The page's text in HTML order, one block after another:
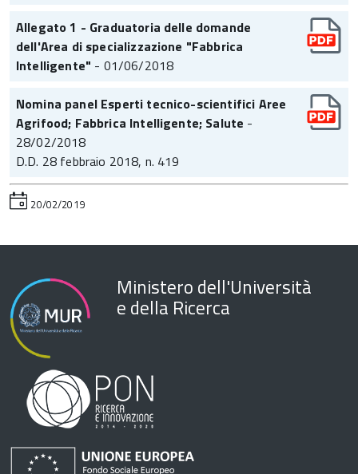
Allegato 1 - Graduatoria delle domande
dell'Area di specializzazione "Fabbrica
Intelligente" - 01/06/2018
Nomina panel Esperti tecnico-scientifici Aree
Agrifood; Fabbrica Intelligente; Salute -
28/02/2018
D.D. 28 febbraio 2018, n. 419
20/02/2019
Ministero dell'Università
e della Ricerca